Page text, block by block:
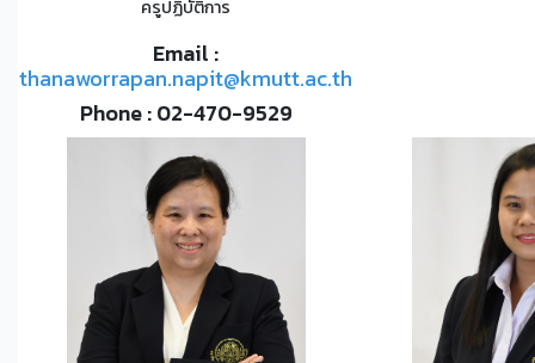
ครูปฏิบัติการ
Email :
thanaworrapan.napit@kmutt.ac.th
Phone : 02-470-9529